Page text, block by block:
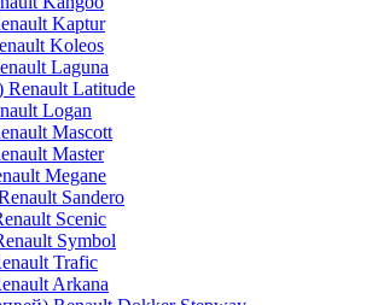
Kaptur
Koleos
Laguna
Renault Latitude
Logan
Mascott
Master
Megane
Sandero
Scenic
Symbol
Trafic
Arkana